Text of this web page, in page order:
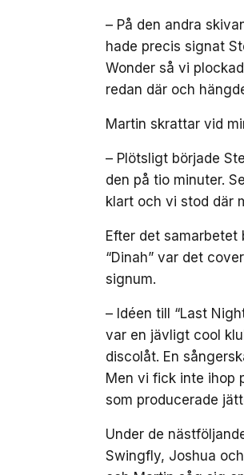
– På den andra
hade precis signat
Wonder så vi
redan där och
Martin skrattar vid
– Plötsligt började
den på tio minuter.
klart och vi stod där
Efter det
“Dinah” var det
signum.
– Idéen till “Last
var en jävligt cool
discolåt. En
Men vi fick inte ihop
som producerade
Under de
Swingfly, Joshua